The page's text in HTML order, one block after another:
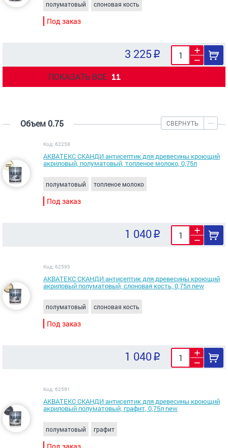
полуматовый слоновая кость
Под заказ
3 225
ПОКАЗАТЬ ВСЕ 11
Объем 0.75 СВЕРНУТЬ
Код: 62258
АКВАТЕКС СКАНДИ антисептик для древесины кроющий
акриловый, полуматовый, топленое молоко, 0,75л
полуматовый топленое молоко
Под заказ
1 040
Код: 62595
АКВАТЕКС СКАНДИ антисептик для древесины кроющий
акриловый полуматовый, слоновая кость, 0,75л new
полуматовый слоновая кость
Под заказ
1 040
Код: 62591
АКВАТЕКС СКАНДИ антисептик для древесины кроющий
акриловый полуматовый, графит, 0,75л new
полуматовый графит